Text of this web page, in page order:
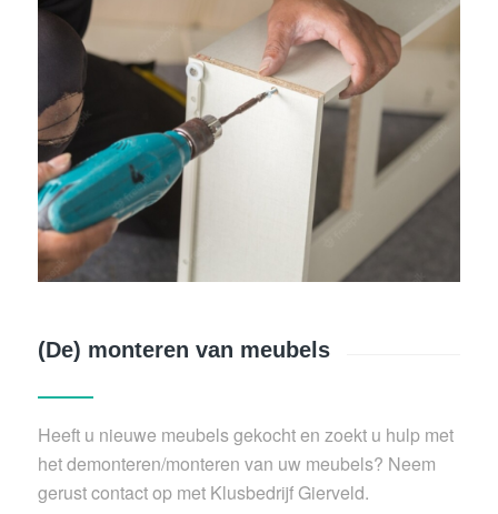
(De) monteren van meubels
Heeft u nieuwe meubels gekocht en zoekt u hulp met
het demonteren/monteren van uw meubels? Neem
gerust contact op met Klusbedrijf Gierveld.